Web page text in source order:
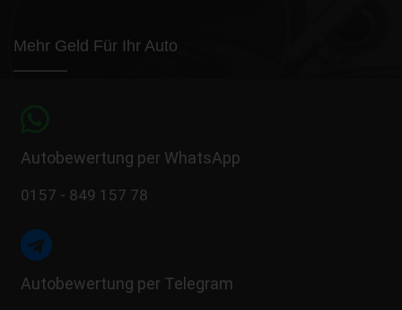
Mehr Geld Für Ihr Auto
Autobewertung per WhatsApp
0157 - 849 157 78
Autobewertung per Telegram